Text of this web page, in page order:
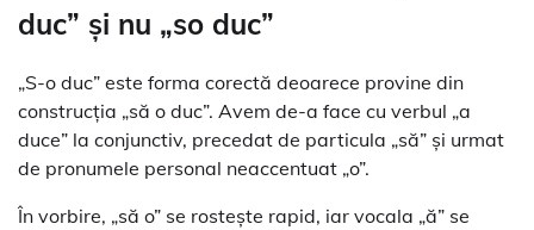
duc” și nu „so duc”
„S-o duc” este forma corectă deoarece provine din
construcția „să o duc”. Avem de-a face cu verbul „a
duce” la conjunctiv, precedat de particula „să” și urmat
de pronumele personal neaccentuat „o”.
În vorbire, „să o” se rostește rapid, iar vocala „ă” se